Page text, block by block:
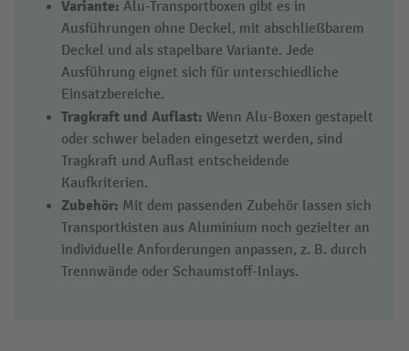
Variante: Alu-Transportboxen gibt es in
Ausführungen ohne Deckel, mit abschließbarem
Deckel und als stapelbare Variante. Jede
Ausführung eignet sich für unterschiedliche
Einsatzbereiche.
Tragkraft und Auflast: Wenn Alu-Boxen gestapelt
oder schwer beladen eingesetzt werden, sind
Tragkraft und Auflast entscheidende
Kaufkriterien.
Zubehör: Mit dem passenden Zubehör lassen sich
Transportkisten aus Aluminium noch gezielter an
individuelle Anforderungen anpassen, z. B. durch
Trennwände oder Schaumstoff-Inlays.